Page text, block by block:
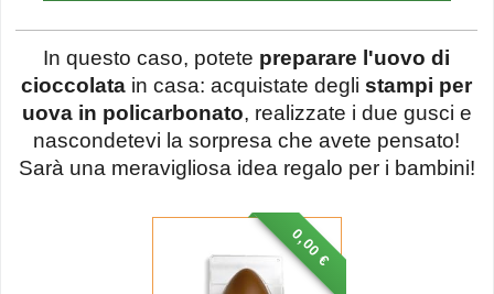
In questo caso, potete preparare l'uovo di
cioccolata in casa: acquistate deglistampi per
uova in policarbonato, realizzate i due gusci e
nascondetevi la sorpresa che avete pensato!
Sarà una meravigliosa idea regalo per i bambini!
0,00 €